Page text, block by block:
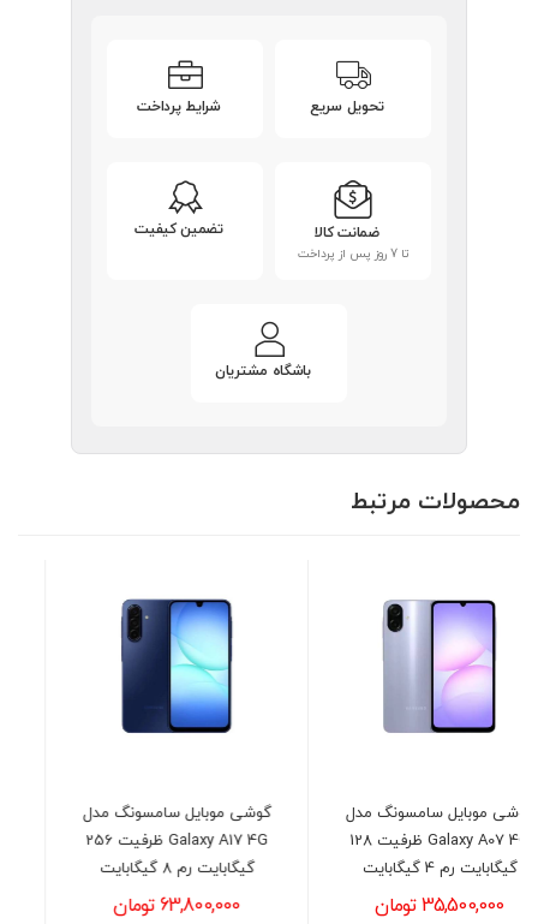
تحویل سریع شرایط پرداخت
ضمانت کالا
تا 7 روز پس از پرداخت
تضمین کیفیت
باشگاه مشتریان
محصولات مرتبط
گوشی موبایل سامسونگ مدل
گیگابایت رم 8 گیگابایت
63,800,000 تومان
گوشی موبايل سامسونگ مدل
گیگابایت رم 6 گیگابایت
41,300,000 تومان